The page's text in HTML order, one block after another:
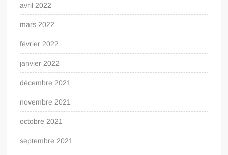
avril 2022
mars 2022
février 2022
janvier 2022
décembre 2021
novembre 2021
octobre 2021
septembre 2021